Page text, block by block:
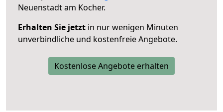
Neuenstadt am Kocher.
Erhalten Sie jetzt in nur wenigen Minuten
unverbindliche und kostenfreie Angebote.
Kostenlose Angebote erhalten